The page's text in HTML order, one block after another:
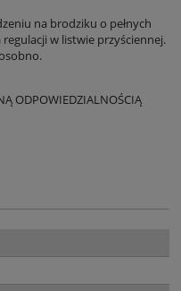
na brodziku o pełnych
w listwie przyściennej.
ODPOWIEDZIALNOŚCIĄ